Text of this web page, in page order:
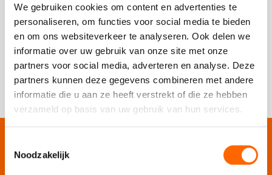
We gebruiken cookies om content en advertenties te
personaliseren, om functies voor social media te bieden
en om ons websiteverkeer te analyseren. Ook delen we
informatie over uw gebruik van onze site met onze
partners voor social media, adverteren en analyse. Deze
partners kunnen deze gegevens combineren met andere
informatie die u aan ze heeft verstrekt of die ze hebben
verzameld op basis van uw gebruik van hun services.
Noodzakelijk
Stuur ons een bericht
Ga naar contactformulier
Chat met ons
Chat met ons